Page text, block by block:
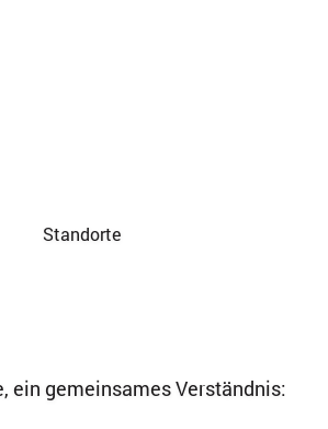
Standorte
ein gemeinsames Verständnis: